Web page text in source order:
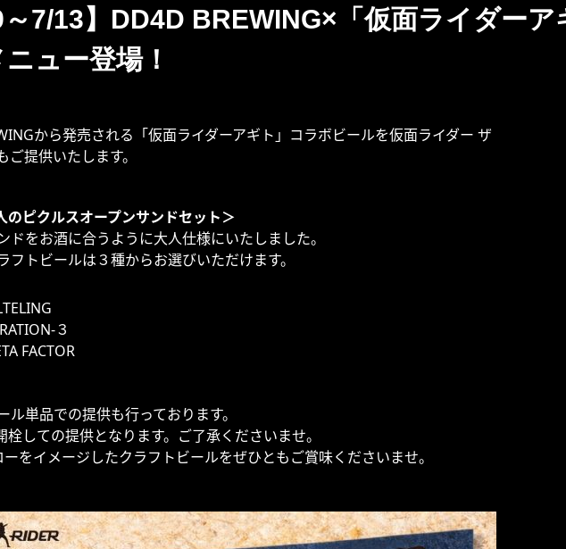
～7/13】DD4D BREWING×「仮面ライダー
ュー登場！
から発売される「仮面ライダーアギト」コラボビールを仮面ライダー ザ
ご提供いたします。
のピクルスオープンサンドセット＞
ドをお酒に合うように大人仕様にいたしました。
フトビールは３種からお選びいただけます。
３
FACTOR
ル単品での提供も行っております。
しての提供となります。ご了承くださいませ。
をイメージしたクラフトビールをぜひともご賞味くださいませ。